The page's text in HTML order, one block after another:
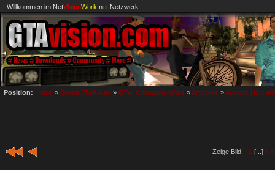
.: Willkommen im NetVisionWork .netNetzwerk :.
Position: Home » Grand Theft Auto » GTA: Chinatown Wars »Artworks »Artwork Hsin
Zeige Bild: 1 [...] 5 6